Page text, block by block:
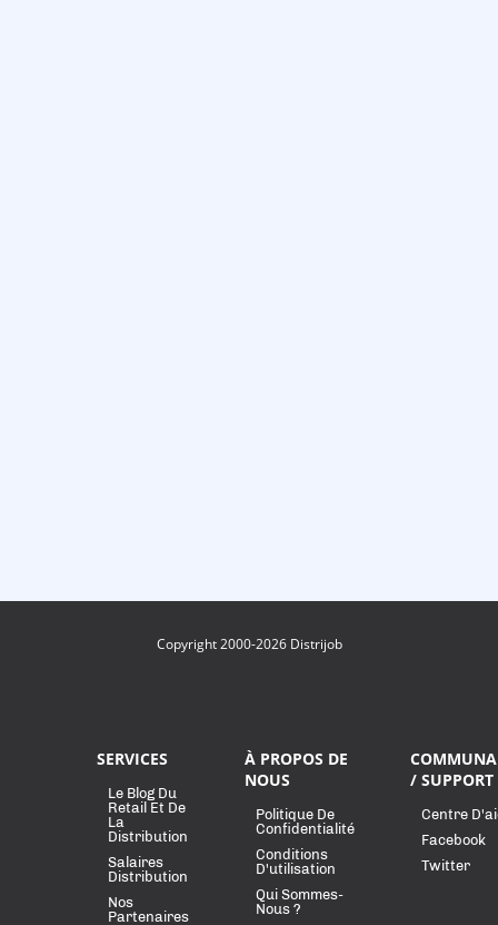
Copyright 2000-2026 Distrijob
SERVICES
Le Blog Du
Retail Et De
La
Distribution
Salaires
Distribution
Nos
Partenaires
À PROPOS DE
NOUS
Politique De
Confidentialité
Conditions
D'utilisation
Qui Sommes-
Nous ?
/ SUPPORT
Centre
Facebook
Twitter